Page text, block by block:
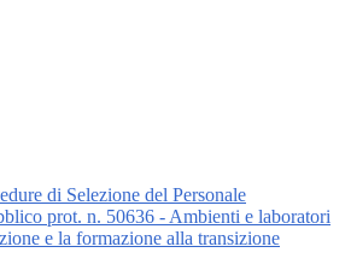
di Selezione del Personale
prot. n. 50636 - Ambienti e laboratori
e la formazione alla transizione